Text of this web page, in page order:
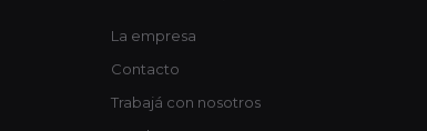
La empresa
Contacto
Trabajá con nosotros